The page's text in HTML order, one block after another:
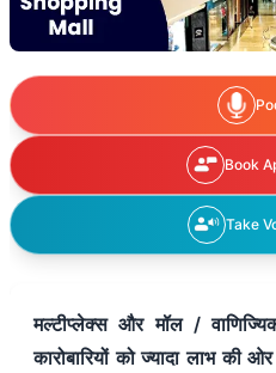
Book
Take
मल्टीप्लेक्स और मॉल /
कारोबारियों को ज्यादा लाभ की